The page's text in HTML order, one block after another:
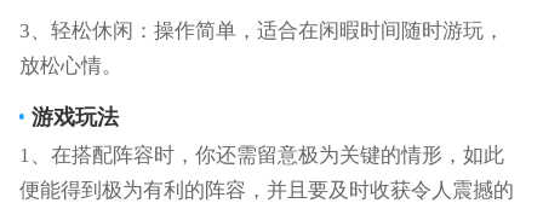
3、轻松休闲：操作简单，适合在闲暇时间随时游玩，
放松心情。
游戏玩法
1、在搭配阵容时，你还需留意极为关键的情形，如此
便能得到极为有利的阵容，并且要及时收获令人震撼的